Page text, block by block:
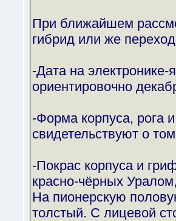
При ближайшем
гибрид или же
-Дата на
ориентировочно
-Форма корпуса, рога
свидетельствуют о
-Покрас корпуса и
красно-чёрных
На пионерскую
толстый. С лицевой